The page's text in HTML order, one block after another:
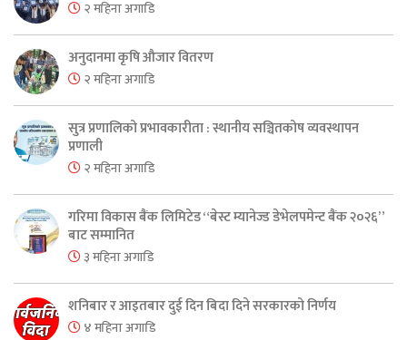
२ महिना अगाडि
अनुदानमा कृषि औजार वितरण
२ महिना अगाडि
सुत्र प्रणालिको प्रभावकारीता : स्थानीय सञ्चितकोष व्यवस्थापन
प्रणाली
२ महिना अगाडि
गरिमा विकास बैंक लिमिटेड “बेस्ट म्यानेज्ड डेभेलपमेन्ट बैंक २०२६”
बाट सम्मानित
३ महिना अगाडि
शनिबार र आइतबार दुई दिन बिदा दिने सरकारको निर्णय
४ महिना अगाडि